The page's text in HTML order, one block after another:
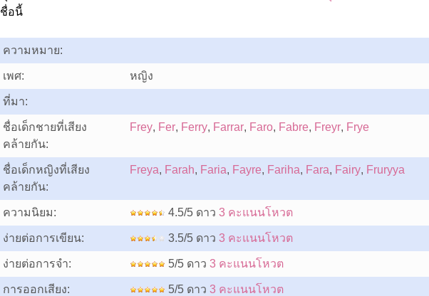
ชื่อนี้
ความหมาย:
เพศ: หญิง
ที่มา:
ชื่อเด็กชายที่เสียง
คล้ายกัน:
Frey, Fer, Ferry, Farrar, Faro, Fabre, Freyr, Frye
ชื่อเด็กหญิงที่เสียง
คล้ายกัน:
Freya, Farah, Faria, Fayre, Fariha, Fara, Fairy, Fruryya
ความนิยม: 4.5/5 ดาว 3 คะแนนโหวต
ง่ายต่อการเขียน: 3.5/5 ดาว 3 คะแนนโหวต
ง่ายต่อการจำ: 5/5 ดาว 3 คะแนนโหวต
การออกเสียง: 5/5 ดาว 3 คะแนนโหวต